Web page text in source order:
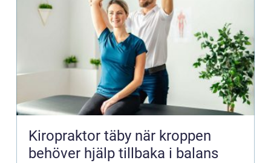
Kiropraktor täby när kroppen
behöver hjälp tillbaka i balans